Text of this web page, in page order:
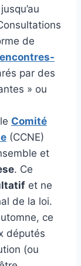
de
par des
» ou
Comité
(CCNE)
et
. Ce
et ne
de la loi.
ce
députés
(ou